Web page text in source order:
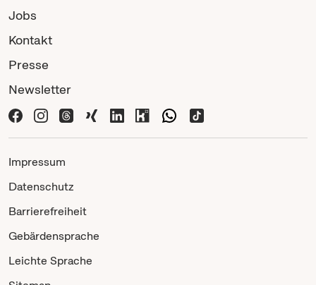
Jobs
Kontakt
Presse
Newsletter
Impressum
Datenschutz
Barrierefreiheit
Gebärdensprache
Leichte Sprache